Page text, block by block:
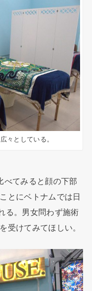
々としている。
てみると顔の下部
とにベトナムでは日
る。男女問わず施術
受けてみてほしい。